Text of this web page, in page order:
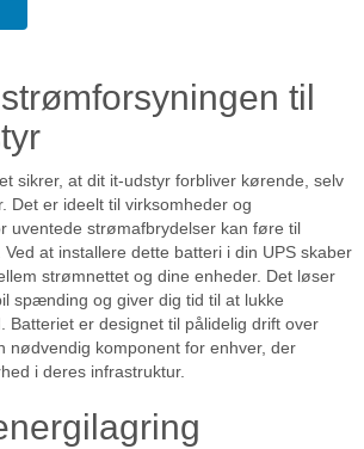
til
sikrer, at dit it-udstyr forbliver kørende, selv
Det er ideelt til virksomheder og
uventede strømafbrydelser kan føre til
at installere dette batteri i din UPS skaber
strømnettet og dine enheder. Det løser
spænding og giver dig tid til at lukke
Batteriet er designet til pålidelig drift over
nødvendig komponent for enhver, der
i deres infrastruktur.